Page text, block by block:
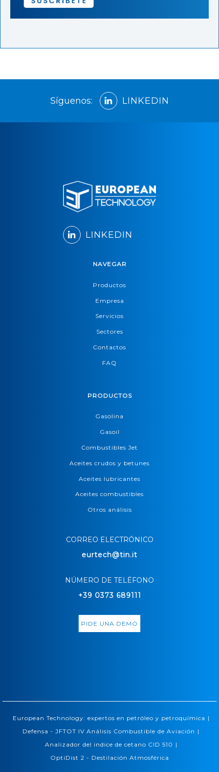
Síguenos: LINKEDIN
LINKEDIN
NAVEGAR
Productos
Empresa
Servicios
Sectores
Contactos
FAQ
PRODUCTOS
Gasolina
Gasoil
Combustibles Jet
Aceites crudos y betunes
Aceites lubricantes
Aceites combustibles
Otros análisis
CORREO ELECTRÓNICO
eurtech@tin.it
NÚMERO DE TELÉFONO
+39 0373 689111
PIDE UNA DEMO
European Technology: expertos en petróleo y petroquímica |
Defensa - JFTOT IV Análisis Combustible de Aviación |
Analizador del indice de cetano CID 510 |
OptiDist 2 - Destilación Atmosférica